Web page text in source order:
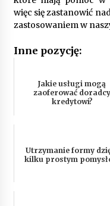
więc się zastanowić
zastosowaniem w
Inne pozycję:
Jakie usługi mogą
zaoferować doradcy
kredytowi?
Utrzymanie formy
kilku prostym